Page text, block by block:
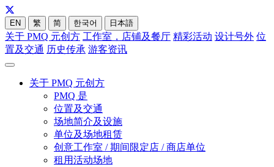
EN 繁 简 한국어 日本語
关于 PMQ 元创方 工作室，店铺及餐厅 精彩活动 设计号外 位
置及交通 历史传承 游客资讯
关于 PMQ 元创方
PMQ 是
位置及交通
场地简介及设施
单位及场地租赁
创意工作室 / 期间限定店 / 商店单位
租用活动场地